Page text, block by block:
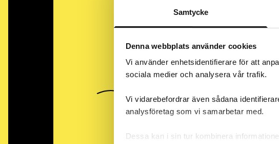
Samtycke
Denna webbplats använder cookies
Vi använder enhetsidentifierare för att
sociala medier och analysera vår trafik.
Vi vidarebefordrar även sådana
analysföretag som vi samarbetar med.
Dessa kan i sin tur kombinera